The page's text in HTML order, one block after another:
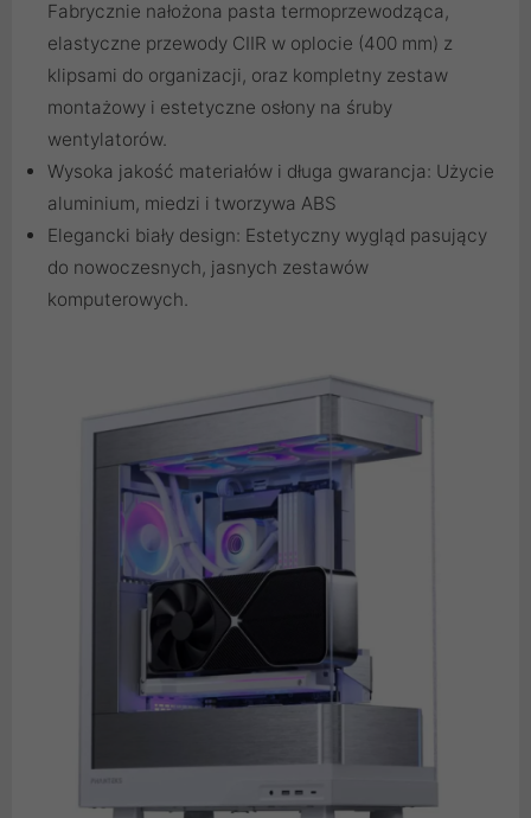
Fabrycznie nałożona pasta termoprzewodząca,
elastyczne przewody CIIR w oplocie (400 mm) z
klipsami do organizacji, oraz kompletny zestaw
montażowy i estetyczne osłony na śruby
wentylatorów.
Wysoka jakość materiałów i długa gwarancja: Użycie
aluminium, miedzi i tworzywa ABS
Elegancki biały design: Estetyczny wygląd pasujący
do nowoczesnych, jasnych zestawów
komputerowych.